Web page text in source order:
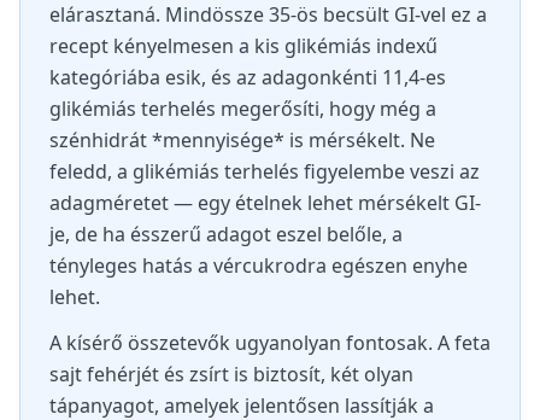
elárasztaná. Mindössze 35-ös becsült GI-vel ez a
recept kényelmesen a kis glikémiás indexű
kategóriába esik, és az adagonkénti 11,4-es
glikémiás terhelés megerősíti, hogy még a
szénhidrát *mennyisége* is mérsékelt. Ne
feledd, a glikémiás terhelés figyelembe veszi az
adagméretet — egy ételnek lehet mérsékelt GI-
je, de ha ésszerű adagot eszel belőle, a
tényleges hatás a vércukrodra egészen enyhe
lehet.
A kísérő összetevők ugyanolyan fontosak. A feta
sajt fehérjét és zsírt is biztosít, két olyan
tápanyagot, amelyek jelentősen lassítják a